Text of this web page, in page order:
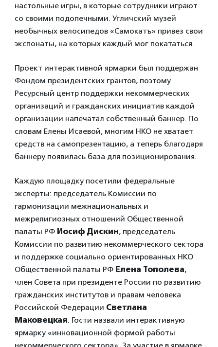
настольные игры, в которые сотрудники играют
со своими подопечными. Угличский музей
необычных велосипедов «Самокатъ» привез свои
экспонаты, на которых каждый мог покататься.
Проект интерактивной ярмарки был поддержан
Фондом президентских грантов, поэтому
Ресурсный центр поддержки некоммерческих
организаций и гражданских инициатив каждой
организации напечатал собственный баннер. По
словам Елены Исаевой, многим НКО не хватает
средств на самопрезентацию, а теперь благодаря
баннеру появилась база для позиционирования.
Каждую площадку посетили федеральные
эксперты: председатель Комиссии по
гармонизации межнациональных и
межрелигиозных отношений Общественной
палаты РФ Иосиф Дискин, председатель
Комиссии по развитию некоммерческого сектора
и поддержке социально ориентированных НКО
Общественной палаты РФ Елена Тополева,
член Совета при президенте России по развитию
гражданских институтов и правам человека
Российской Федерации Светлана
Маковецкая. Гости назвали интерактивную
ярмарку «инновационной формой работы